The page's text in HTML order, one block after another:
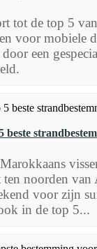
tot de top 5
voor mobiele
een
beste
noorden van
voor zijn
in de top 5...